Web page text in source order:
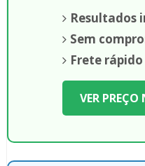
Resultados
Sem
Frete rápido
VER